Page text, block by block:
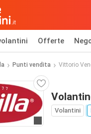
Offerte
Punti vendita Vittorio
Volantini